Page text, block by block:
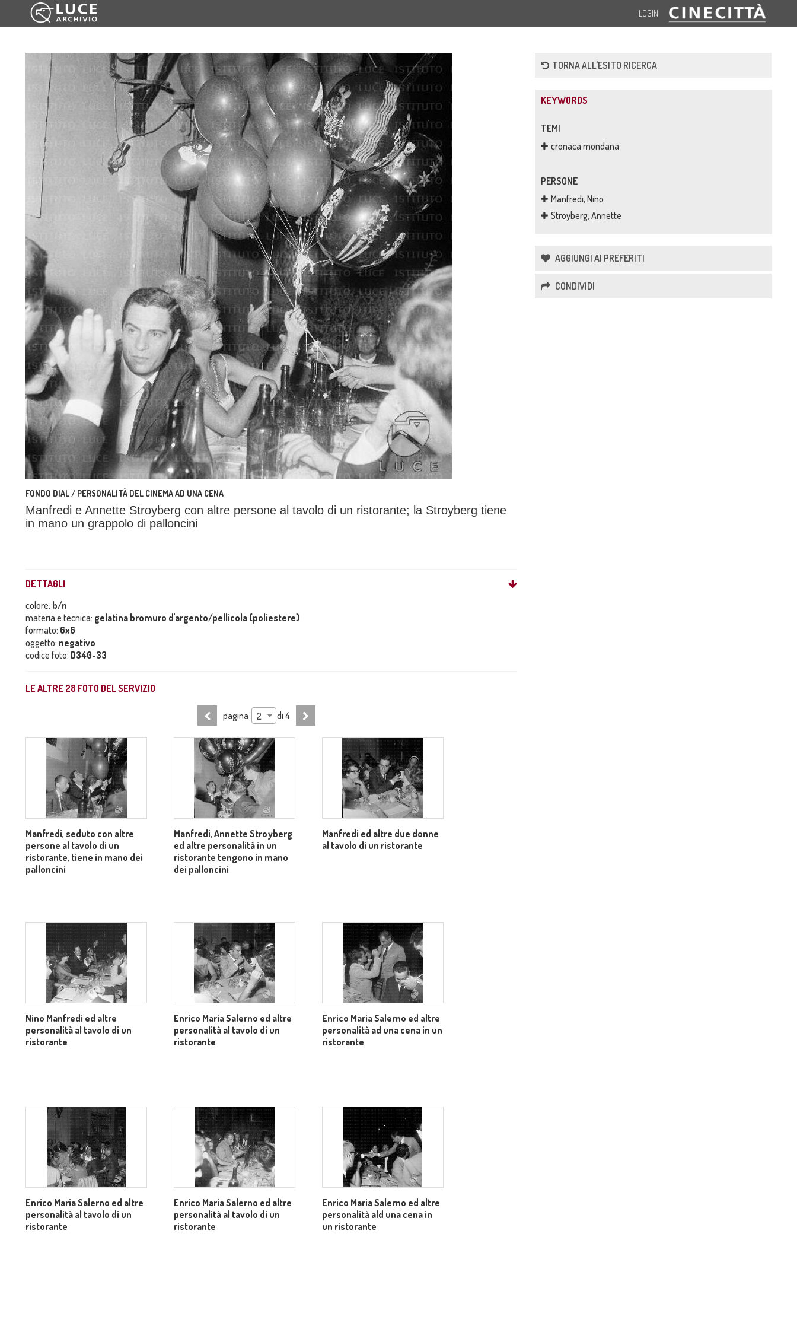
LOGIN
FONDO DIAL / PERSONALITÀ DEL CINEMA AD UNA CENA
Manfredi e Annette Stroyberg con altre persone al tavolo di un ristorante; la Stroyberg tiene
in mano un grappolo di palloncini
DETTAGLI
colore: b/n
materia e tecnica: gelatina bromuro d'argento/pellicola (poliestere)
formato: 6x6
oggetto: negativo
codice foto: D340-33
LE ALTRE 28 FOTO DEL SERVIZIO
pagina 2 di4
Manfredi, seduto con altre
persone al tavolo di un
ristorante, tiene in mano dei
palloncini
Manfredi, Annette Stroyberg
ed altre personalità in un
ristorante tengono in mano
dei palloncini
Manfredi ed altre due donne
al tavolo di un ristorante
Nino Manfredi ed altre
personalità al tavolo di un
ristorante
Enrico Maria Salerno ed altre
personalità al tavolo di un
ristorante
Enrico Maria Salerno ed altre
personalità ad una cena in un
ristorante
Enrico Maria Salerno ed altre
personalità al tavolo di un
ristorante
Enrico Maria Salerno ed altre
personalità al tavolo di un
ristorante
Enrico Maria Salerno ed altre
personalità ald una cena in
un ristorante
TORNA ALL'ESITO RICERCA
KEYWORDS
TEMI
cronaca mondana
PERSONE
Manfredi, Nino
Stroyberg, Annette
AGGIUNGI AI PREFERITI
CONDIVIDI